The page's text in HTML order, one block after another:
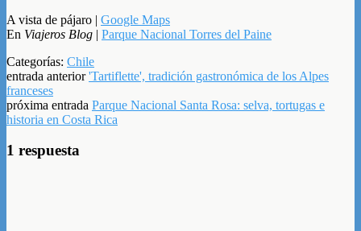
A vista de pájaro | Google Maps
En Viajeros Blog | Parque Nacional Torres del Paine
Categorías: Chile
entrada anterior'Tartiflette', tradición gastronómica de los Alpes
franceses
próxima entrada Parque Nacional Santa Rosa: selva, tortugas e
historia en Costa Rica
1 respuesta